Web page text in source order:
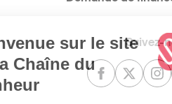
Suivez-